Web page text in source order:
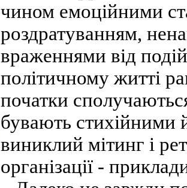
чином емоційними
роздратуванням,
враженнями від
політичному житті
початки
бувають стихійними
виниклий мітинг і
організації -